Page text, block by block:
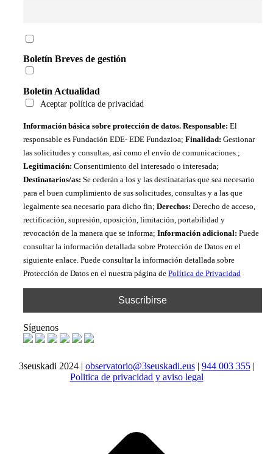
Boletín Breves de gestión
Boletín Actualidad
Aceptar política de privacidad
Información básica sobre protección de datos. Responsable: El
responsable es Fundación EDE- EDE Fundazioa; Finalidad: Gestionar
las solicitudes y consultas, así como el envío de comunicaciones.;
Legitimación: Consentimiento del interesado o interesada;
Destinatarios/as: Se cederán a los y las destinatarias que sea necesario
para el buen cumplimiento de sus solicitudes, consultas y a las que
legalmente sea necesario para dicho fin; Derechos: Derecho de acceso,
rectificación, supresión, oposición, limitación, portabilidad y
revocación de la manera que se informa; Información adicional: Puede
consultar la información detallada sobre Protección de Datos en el
siguiente enlace. Puede consultar la información detallada sobre
Protección de Datos en el nuestra página de Política de Privacidad
Síguenos
3seuskadi 2024 | observatorio@3seuskadi.eus| 944 003 355|
Politica de privacidad y aviso legal